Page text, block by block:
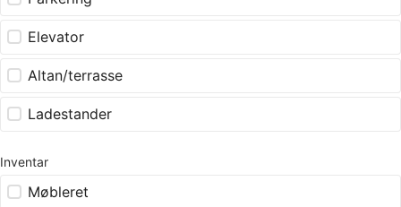
Elevator
Altan/terrasse
Ladestander
Inventar
Møbleret